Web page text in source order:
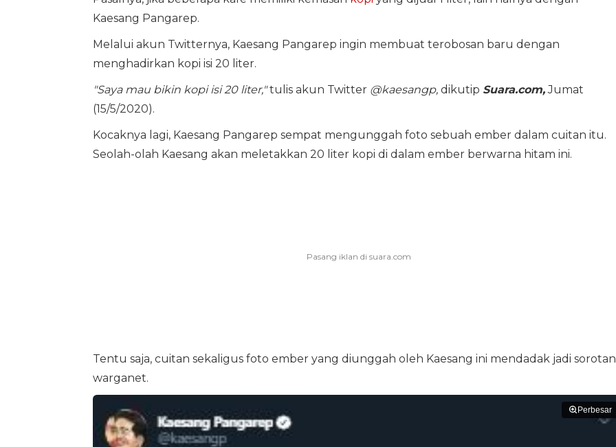
Kaesang Pangarep.
Melalui akun Twitternya, Kaesang Pangarep ingin membuat terobosan baru dengan
menghadirkan kopi isi 20 liter.
"Saya mau bikin kopi isi 20 liter,"tulis akun Twitter @kaesangp,dikutip Suara.com, Jumat
(15/5/2020).
Kocaknya lagi, Kaesang Pangarep sempat mengunggah foto sebuah ember dalam cuitan itu.
Seolah-olah Kaesang akan meletakkan 20 liter kopi di dalam ember berwarna hitam ini.
Tentu saja, cuitan sekaligus foto ember yang diunggah oleh Kaesang ini mendadak jadi sorotan
warganet.
Perbesar